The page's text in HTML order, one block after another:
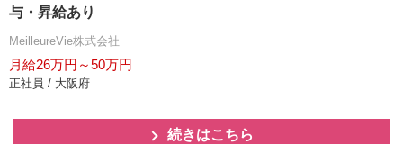
与・昇給あり
MeilleureVie株式会社
月給26万円～50万円
正社員 / 大阪府
続きはこちら